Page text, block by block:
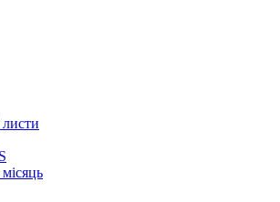
листи